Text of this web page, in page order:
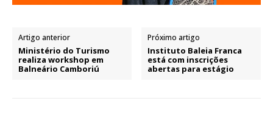
Artigo anterior
Ministério do Turismo
realiza workshop em
Balneário Camboriú
Próximo artigo
Instituto Baleia Franca
está com inscrições
abertas para estágio